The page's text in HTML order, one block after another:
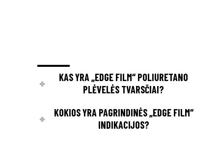
KAS YRA „EDGE FILM“ POLIURETANO
PLĖVELĖS TVARSČIAI?
KOKIOS YRA PAGRINDINĖS „EDGE FILM“
INDIKACIJOS?